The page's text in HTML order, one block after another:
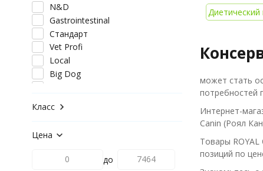
Диетический
может стать
потребностей
Интернет-
Canin (Роял
Товары
позиций по
N&D
Gastrointestinal
Стандарт
Vet Profi
Local
Big Dog
Grain Free
Большая миска
Vetline
Класс
Цена
до